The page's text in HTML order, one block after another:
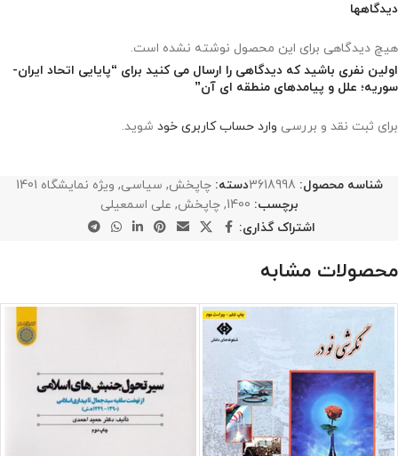
دیدگاهها
هیچ دیدگاهی برای این محصول نوشته نشده است.
اولین نفری باشید که دیدگاهی را ارسال می کنید برای “پایایی اتحاد ایران-
سوریه؛ علل و پیامدهای منطقه‌ ای آن”
برای ثبت نقد و بررسی وارد حساب کاربری خود شوید.
شناسه محصول: 3618998دسته: چاپخش, سیاسی, ویژه نمایشگاه 1401
برچسب: 1400
, چاپخش, علی اسمعیلی
اشتراک گذاری:
محصولات مشابه